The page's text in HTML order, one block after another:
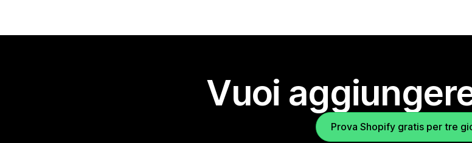
Vuoi
Prova Shopify gratis per tre